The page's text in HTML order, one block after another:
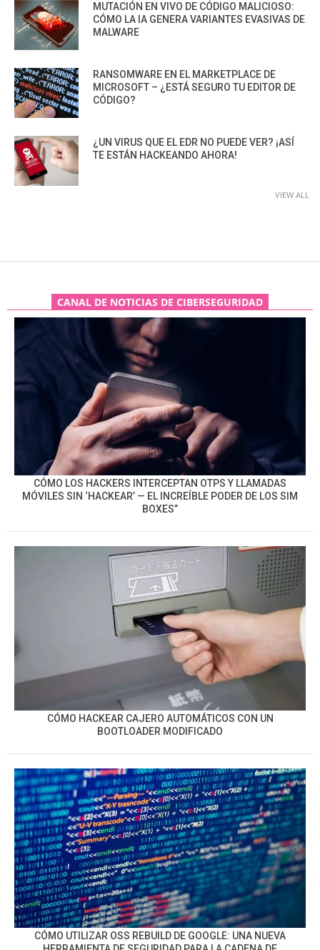
MUTACIÓN EN VIVO DE CÓDIGO MALICIOSO:
CÓMO LA IA GENERA VARIANTES EVASIVAS DE
MALWARE
RANSOMWARE EN EL MARKETPLACE DE
MICROSOFT – ¿ESTÁ SEGURO TU EDITOR DE
CÓDIGO?
¿UN VIRUS QUE EL EDR NO PUEDE VER? ¡ASÍ
TE ESTÁN HACKEANDO AHORA!
VIEW ALL
CANAL DE NOTICIAS DE CIBERSEGURIDAD
CÓMO LOS HACKERS INTERCEPTAN OTPS Y LLAMADAS
MÓVILES SIN ‘HACKEAR’ — EL INCREÍBLE PODER DE LOS SIM
BOXES”
CÓMO HACKEAR CAJERO AUTOMÁTICOS CON UN
BOOTLOADER MODIFICADO
CÓMO UTILIZAR OSS REBUILD DE GOOGLE: UNA NUEVA